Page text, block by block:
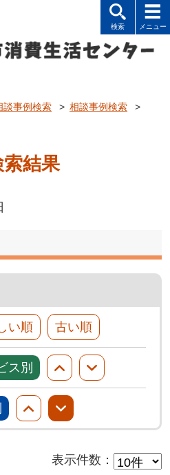
談事例検索 > 相談事例検索
>
結果
い順 古い順
ス別
表示件数 ：